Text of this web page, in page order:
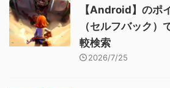
【Android】のポ
（セルフバック）
較検索
2026/7/25